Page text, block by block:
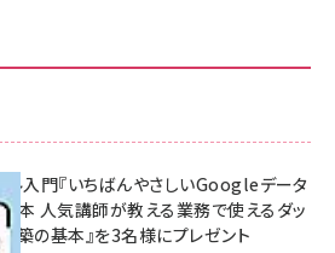
入門『いちばんやさしいGoogleデータ
本 人気講師が教える業務で使えるダッ
構築の基本』を3名様にプレゼント